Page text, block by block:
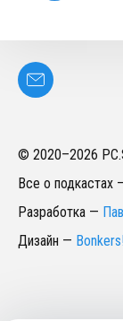
© 2020–2026
Все о подкастах
Разработка —
Дизайн —